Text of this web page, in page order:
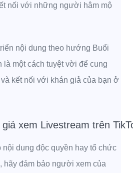
nối với những người hâm mộ
nội dung theo hướng Buổi
là một cách tuyệt vời để cung
kết nối với khán giả của bạn ở
xem Livestream trên
nội dung độc quyền hay tổ chức
hãy đảm bảo người xem của